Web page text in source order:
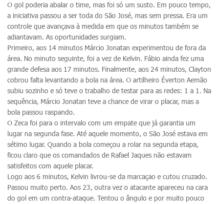
O gol poderia abalar o time, mas foi só um susto. Em pouco tempo,
a iniciativa passou a ser toda do São José, mas sem pressa. Era um
controle que avançava à medida em que os minutos também se
adiantavam. As oportunidades surgiam.
Primeiro, aos 14 minutos Márcio Jonatan experimentou de fora da
área. No minuto seguinte, foi a vez de Kelvin. Fábio ainda fez uma
grande defesa aos 17 minutos. Finalmente, aos 24 minutos, Clayton
cobrou falta levantando a bola na área. O artilheiro Éverton Aemão
subiu sozinho e só teve o trabalho de testar para as redes: 1 a 1. Na
sequência, Márcio Jonatan teve a chance de virar o placar, mas a
bola passou raspando.
O Zeca foi para o intervalo com um empate que já garantia um
lugar na segunda fase. Até aquele momento, o São José estava em
sétimo lugar. Quando a bola começou a rolar na segunda etapa,
ficou claro que os comandados de Rafael Jaques não estavam
satisfeitos com aquele placar.
Logo aos 6 minutos, Kelvin livrou-se da marcaçao e cutou cruzado.
Passou muito perto. Aos 23, outra vez o atacante apareceu na cara
do gol em um contra-ataque. Tentou o ângulo e por muito pouco